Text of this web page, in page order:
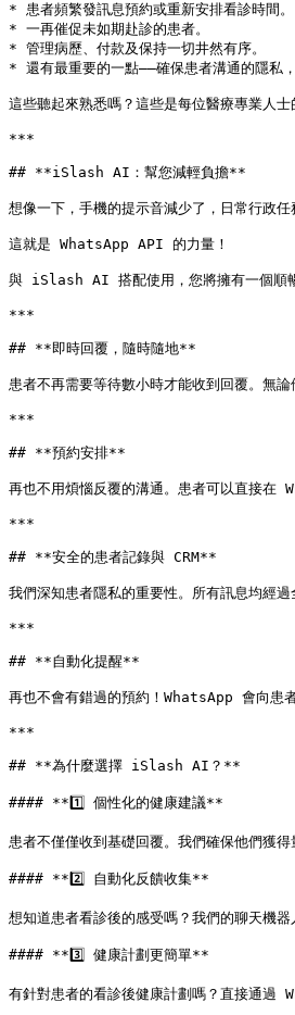
* 患者頻繁發訊息預約或重新安排看診時間。
* 一再催促未如期赴診的患者。
* 管理病歷、付款及保持一切井然有序。
* 還有最重要的一點——確保患者溝通的隱私，
這些聽起來熟悉嗎？這些是每位醫療專業人士
***
## **iSlash AI：幫您減輕負擔**
想像一下，手機的提示音減少了，日常行政
這就是 WhatsApp API 的力量！
與 iSlash AI 搭配使用，您將擁有一個順暢
***
## **即時回覆，隨時隨地**
患者不再需要等待數小時才能收到回覆。無
***
## **預約安排**
再也不用煩惱反覆的溝通。患者可以直接在
***
## **安全的患者記錄與 CRM**
我們深知患者隱私的重要性。所有訊息均經過
***
## **自動化提醒**
再也不會有錯過的預約！WhatsApp 會向患
***
## **為什麼選擇 iSlash AI？**
#### **1️⃣ 個性化的健康建議**
患者不僅僅收到基礎回覆。我們確保他們獲
#### **2️⃣ 自動化反饋收集**
想知道患者看診後的感受嗎？我們的聊天機
#### **3️⃣ 健康計劃更簡單**
有針對患者的看診後健康計劃嗎？直接通過